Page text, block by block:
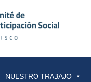
NUESTRO TRABAJO